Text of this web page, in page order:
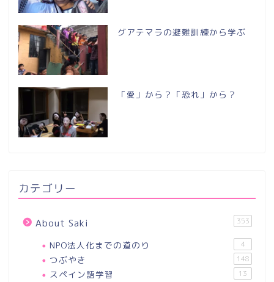
グアテマラの避難訓練から学ぶ
「愛」から？「恐れ」から？
カテゴリー
About Saki 353
NPO法人化までの道のり 4
つぶやき 148
スペイン語学習 13